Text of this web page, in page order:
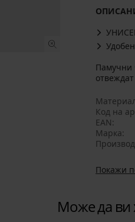
Памучни
Код на
EAN
Марка
Покажи
Може да ви